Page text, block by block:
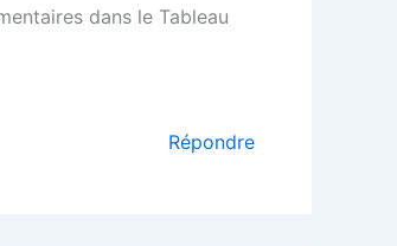
dans le Tableau
Répondre